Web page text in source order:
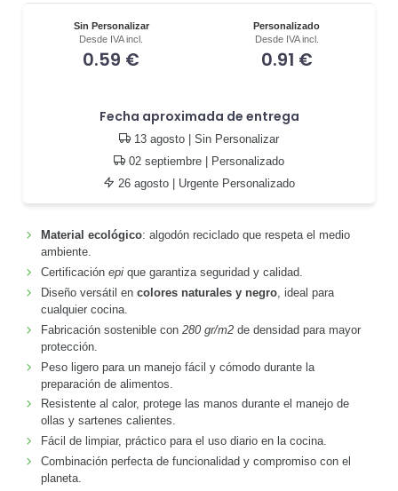
Sin Personalizar
Desde IVA incl.
0.59 €
Personalizado
Desde IVA incl.
0.91 €
Fecha aproximada de entrega
13 agosto | Sin Personalizar
02 septiembre | Personalizado
26 agosto | Urgente Personalizado
Material ecológico: algodón reciclado que respeta el medio
ambiente.
Certificación epique garantiza seguridad y calidad.
Diseño versátil en colores naturales y negro, ideal para
cualquier cocina.
Fabricación sostenible con 280 gr/m2de densidad para mayor
protección.
Peso ligero para un manejo fácil y cómodo durante la
preparación de alimentos.
Resistente al calor, protege las manos durante el manejo de
ollas y sartenes calientes.
Fácil de limpiar, práctico para el uso diario en la cocina.
Combinación perfecta de funcionalidad y compromiso con el
planeta.